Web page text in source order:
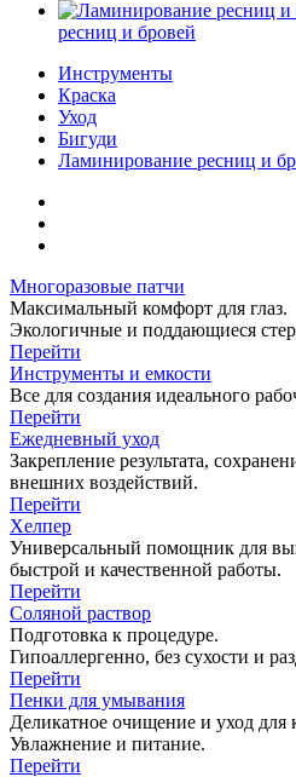
ресниц и бровей
Инструменты
Краска
Уход
Бигуди
Ламинирование ресниц и
Многоразовые патчи
Максимальный комфорт для глаз.
Экологичные и поддающиеся
Перейти
Инструменты и емкости
Все для создания идеального
Перейти
Ежедневный уход
Закрепление результата,
внешних воздействий.
Перейти
Хелпер
Универсальный помощник для
быстрой и качественной работы.
Перейти
Соляной раствор
Подготовка к процедуре.
Гипоаллергенно, без сухости и
Перейти
Пенки для умывания
Деликатное очищение и уход для
Увлажнение и питание.
Перейти